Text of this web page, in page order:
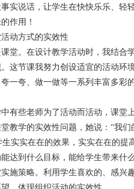
实说话，让学生在快快乐乐、轻
作用！
动方式的实效性
。在设计教学活动时，我结合
这节课我努力创设适宜的活动环
一夸、做一做等一系列丰富多彩
些老师为了活动而活动，课堂
教学的实效性问题，她说：“我们
生实实在在的效果，实实在在的提
达到什么目标，能给学生带来什
施策略。利用学生喜欢的、感兴